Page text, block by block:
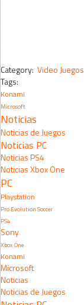
Category: Video Juegos
Tags:
Konami
Microsoft
Noticias
Noticias de Juegos
Noticias PC
Noticias PS4
Noticias Xbox One
PC
Playstation
Pro Evolution Soccer
PS4
Sony
Xbox One
Konami
Microsoft
Noticias
Noticias de Juegos